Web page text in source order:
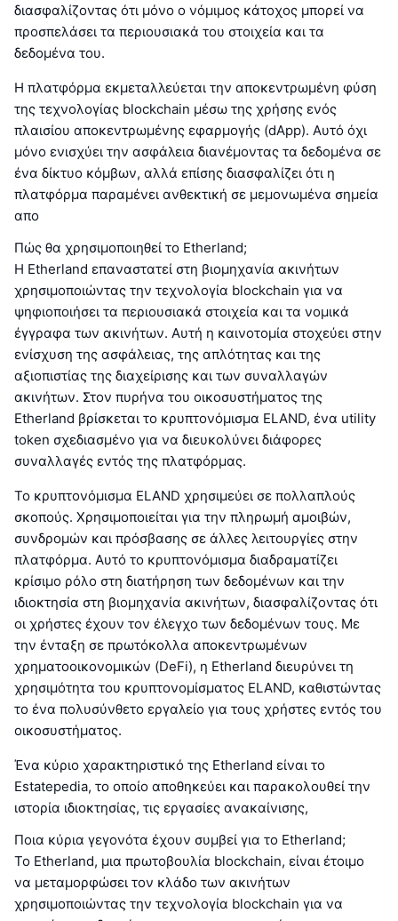
διασφαλίζοντας ότι μόνο ο νόμιμος κάτοχος μπορεί να
προσπελάσει τα περιουσιακά του στοιχεία και τα
δεδομένα του.
Η πλατφόρμα εκμεταλλεύεται την αποκεντρωμένη φύση
της τεχνολογίας blockchain μέσω της χρήσης ενός
πλαισίου αποκεντρωμένης εφαρμογής (dApp). Αυτό όχι
μόνο ενισχύει την ασφάλεια διανέμοντας τα δεδομένα σε
ένα δίκτυο κόμβων, αλλά επίσης διασφαλίζει ότι η
πλατφόρμα παραμένει ανθεκτική σε μεμονωμένα σημεία
απο
Πώς θα χρησιμοποιηθεί το Etherland;
Η Etherland επαναστατεί στη βιομηχανία ακινήτων
χρησιμοποιώντας την τεχνολογία blockchain για να
ψηφιοποιήσει τα περιουσιακά στοιχεία και τα νομικά
έγγραφα των ακινήτων. Αυτή η καινοτομία στοχεύει στην
ενίσχυση της ασφάλειας, της απλότητας και της
αξιοπιστίας της διαχείρισης και των συναλλαγών
ακινήτων. Στον πυρήνα του οικοσυστήματος της
Etherland βρίσκεται το κρυπτονόμισμα ELAND, ένα utility
token σχεδιασμένο για να διευκολύνει διάφορες
συναλλαγές εντός της πλατφόρμας.
Το κρυπτονόμισμα ELAND χρησιμεύει σε πολλαπλούς
σκοπούς. Χρησιμοποιείται για την πληρωμή αμοιβών,
συνδρομών και πρόσβασης σε άλλες λειτουργίες στην
πλατφόρμα. Αυτό το κρυπτονόμισμα διαδραματίζει
κρίσιμο ρόλο στη διατήρηση των δεδομένων και την
ιδιοκτησία στη βιομηχανία ακινήτων, διασφαλίζοντας ότι
οι χρήστες έχουν τον έλεγχο των δεδομένων τους. Με
την ένταξη σε πρωτόκολλα αποκεντρωμένων
χρηματοοικονομικών (DeFi), η Etherland διευρύνει τη
χρησιμότητα του κρυπτονομίσματος ELAND, καθιστώντας
το ένα πολυσύνθετο εργαλείο για τους χρήστες εντός του
οικοσυστήματος.
Ένα κύριο χαρακτηριστικό της Etherland είναι το
Estatepedia, το οποίο αποθηκεύει και παρακολουθεί την
ιστορία ιδιοκτησίας, τις εργασίες ανακαίνισης,
Ποια κύρια γεγονότα έχουν συμβεί για το Etherland;
Το Etherland, μια πρωτοβουλία blockchain, είναι έτοιμο
να μεταμορφώσει τον κλάδο των ακινήτων
χρησιμοποιώντας την τεχνολογία blockchain για να